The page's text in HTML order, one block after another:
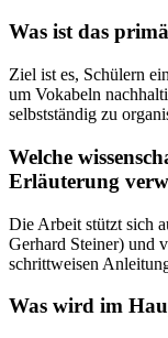
Was ist das
Ziel ist es, Schülern
um Vokabeln
selbstständig zu
Welche
Erläuterung
Die Arbeit stützt sich
Gerhard Steiner) und
schrittweisen
Was wird im